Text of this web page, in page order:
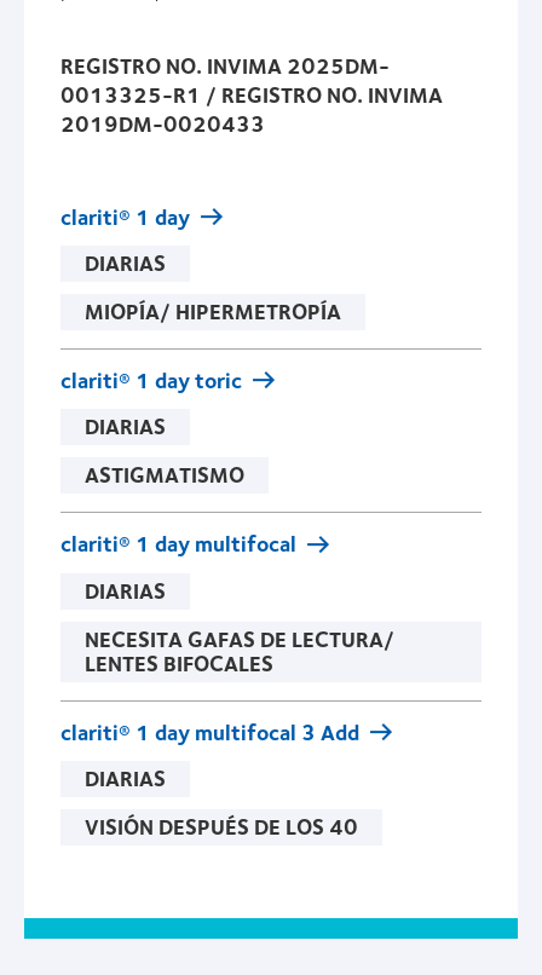
REGISTRO NO. INVIMA 2025DM-
0013325-R1 / REGISTRO NO. INVIMA
2019DM-0020433
clariti® 1 day
DIARIAS
MIOPÍA/ HIPERMETROPÍA
clariti® 1 day toric
DIARIAS
ASTIGMATISMO
clariti® 1 day multifocal
DIARIAS
NECESITA GAFAS DE LECTURA/
LENTES BIFOCALES
clariti® 1 day multifocal 3 Add
DIARIAS
VISIÓN DESPUÉS DE LOS 40